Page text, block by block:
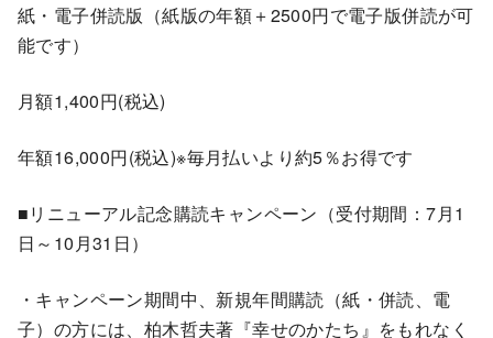
紙・電子併読版（紙版の年額＋2500円で電子版併読が可
能です）
月額1,400円(税込)
年額16,000円(税込)※毎月払いより約5％お得です
■リニューアル記念購読キャンペーン（受付期間：7月1
日～10月31日）
・キャンペーン期間中、新規年間購読（紙・併読、電
子）の方には、柏木哲夫著『幸せのかたち』をもれなく